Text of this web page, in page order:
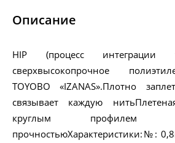
Описание
HIP (процесс интеграции
сверхвысокопрочное
TOYOBO «IZANAS».Плотно
связывает каждую
круглым профилем
прочностьюХарактеристики:№: